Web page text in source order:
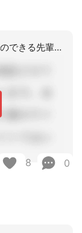
理由は分かりませんが…人を無視する扱いのできる先輩や、それを緩和しない上司では、
8 0